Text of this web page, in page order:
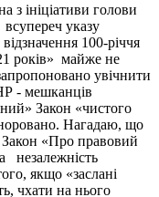
з ініціативи голови
указу
100-річчя
років» майже не
увічнити
- мешканців
Закон «чистого
Нагадаю, що
«Про правовий
незалежність
якщо «заслані
чхати на нього